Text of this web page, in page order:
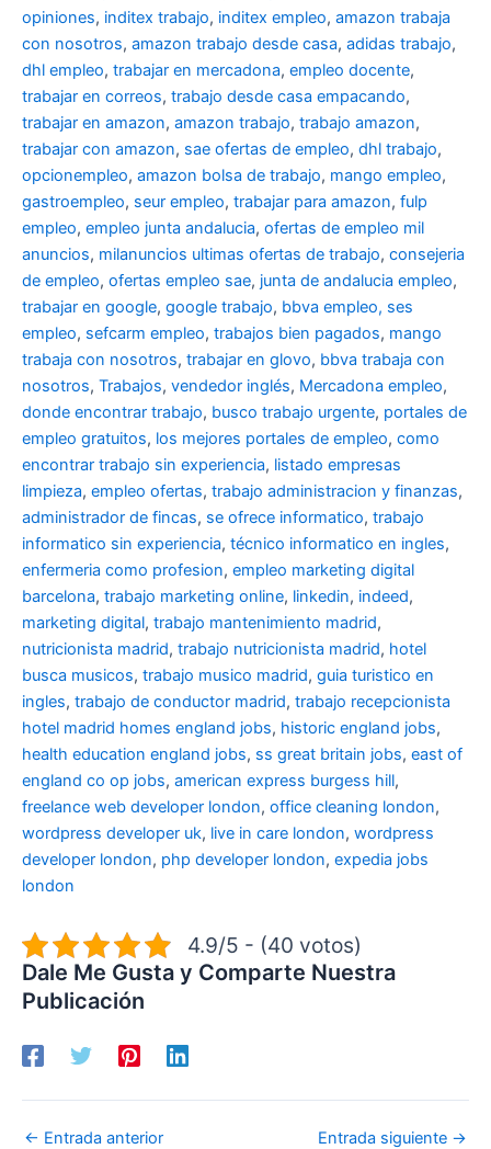
opiniones, inditex trabajo, inditex empleo, amazon trabaja
con nosotros, amazon trabajo desde casa, adidas trabajo,
dhl empleo, trabajar en mercadona, empleo docente,
trabajar en correos, trabajo desde casa empacando,
trabajar en amazon, amazon trabajo, trabajo amazon,
trabajar con amazon, sae ofertas de empleo, dhl trabajo,
opcionempleo, amazon bolsa de trabajo, mango empleo,
gastroempleo, seur empleo, trabajar para amazon, fulp
empleo, empleo junta andalucia, ofertas de empleo mil
anuncios, milanuncios ultimas ofertas de trabajo, consejeria
de empleo, ofertas empleo sae, junta de andalucia empleo,
trabajar en google, google trabajo, bbva empleo, ses
empleo, sefcarm empleo, trabajos bien pagados, mango
trabaja con nosotros, trabajar en glovo, bbva trabaja con
nosotros, Trabajos, vendedor inglés, Mercadona empleo,
donde encontrar trabajo, busco trabajo urgente, portales de
empleo gratuitos, los mejores portales de empleo, como
encontrar trabajo sin experiencia, listado empresas
limpieza, empleo ofertas, trabajo administracion y finanzas,
administrador de fincas, se ofrece informatico, trabajo
informatico sin experiencia, técnico informatico en ingles,
enfermeria como profesion, empleo marketing digital
barcelona, trabajo marketing online, linkedin, indeed,
marketing digital, trabajo mantenimiento madrid,
nutricionista madrid, trabajo nutricionista madrid, hotel
busca musicos, trabajo musico madrid, guia turistico en
ingles, trabajo de conductor madrid, trabajo recepcionista
hotel madrid homes england jobs, historic england jobs,
health education england jobs, ss great britain jobs, east of
england co op jobs, american express burgess hill,
freelance web developer london, office cleaning london,
wordpress developer uk, live in care london, wordpress
developer london, php developer london, expedia jobs
london
4.9/5 - (40 votos)
Dale Me Gusta y Comparte Nuestra
Publicación
← Entrada anterior Entrada siguiente →